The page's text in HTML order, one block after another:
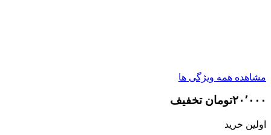
مشاهده همه ویژگی ها
۲۰٬۰۰۰تومان تخفیف
اولین خرید